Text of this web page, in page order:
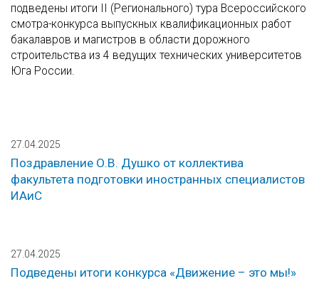
подведены итоги II (Регионального) тура Всероссийского
смотра-конкурса выпускных квалификационных работ
бакалавров и магистров в области дорожного
строительства из 4 ведущих технических университетов
Юга России.
27.04.2025
Поздравление О.В. Душко от коллектива
факультета подготовки иностранных специалистов
ИАиС
27.04.2025
Подведены итоги конкурса «Движение – это мы!»